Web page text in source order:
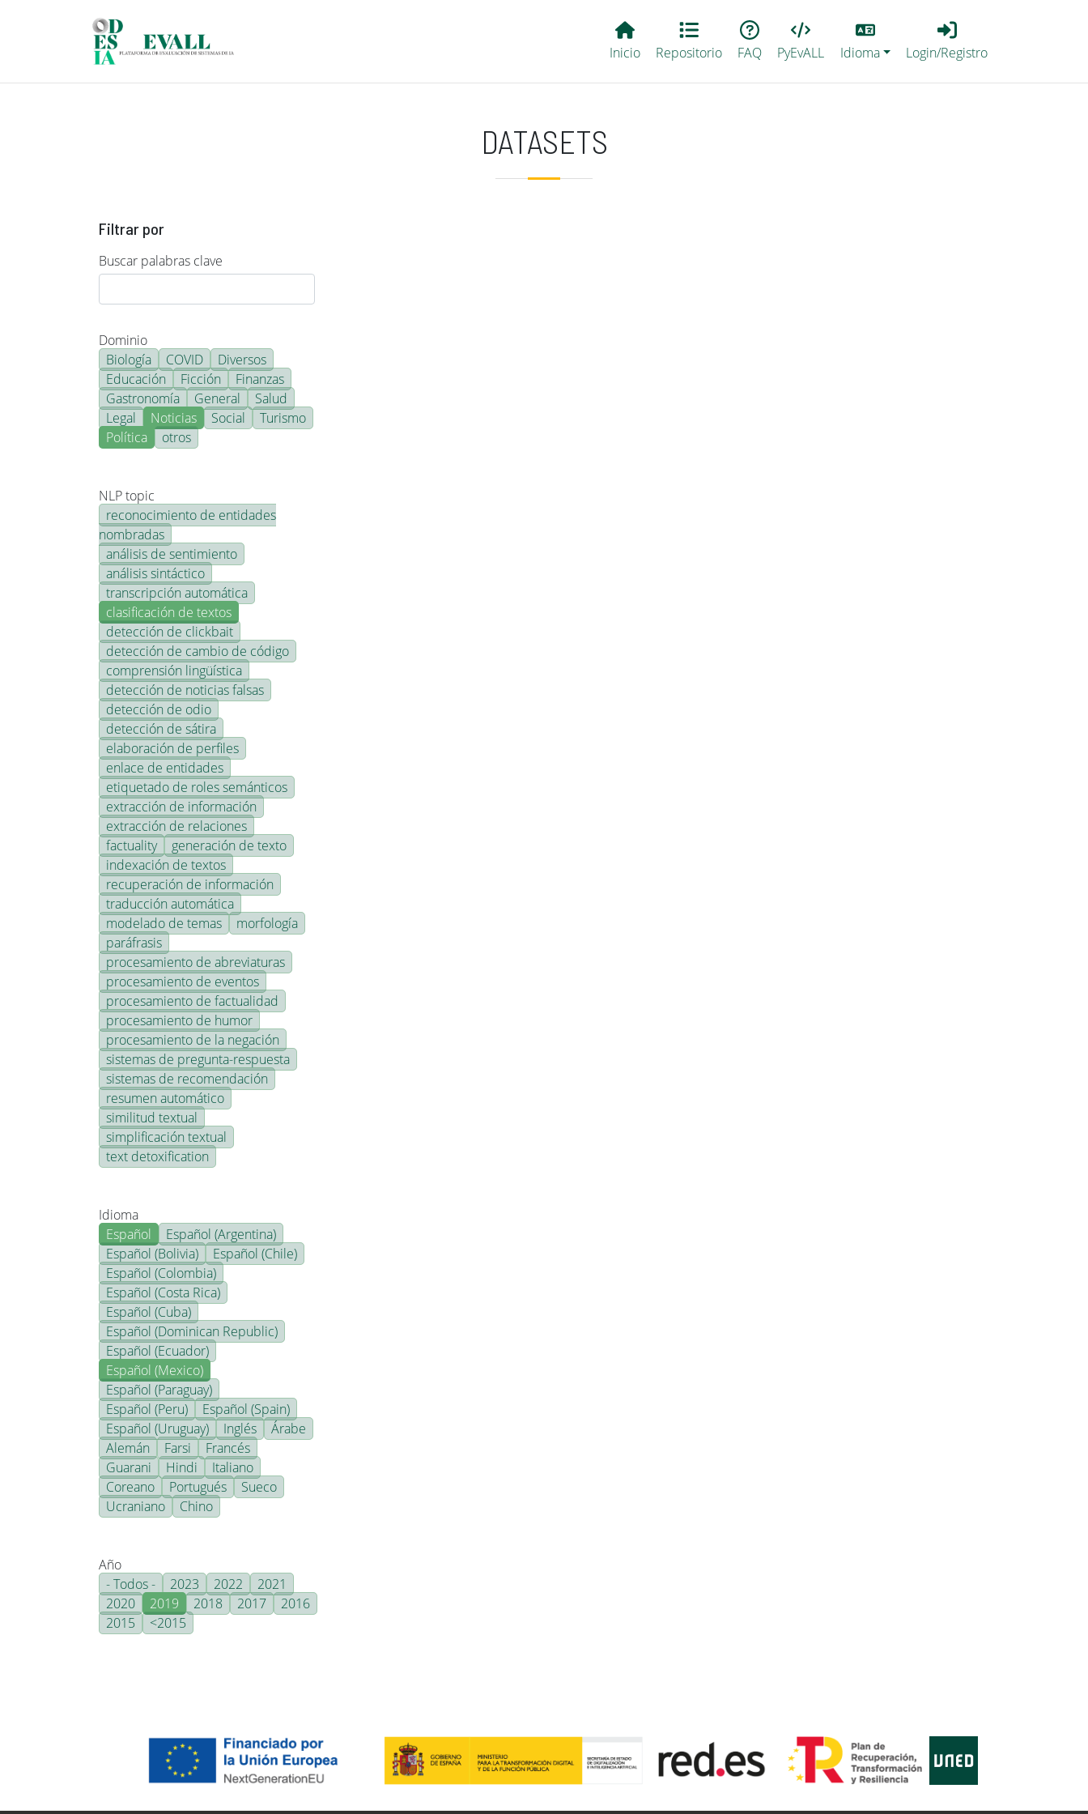
Main EvALL
Inicio Repositorio FAQ PyEvALL
Lang
Idioma
Login_Registro
Login/Registro
DATASETS
Filtrar por
Buscar palabras clave
Dominio
Biología
COVID
Diversos
Educación
Ficción
Finanzas
Gastronomía
General
Salud
Legal
Noticias Social
Turismo
Política
otros
NLP topic
reconocimiento de entidades
nombradas
análisis de sentimiento
análisis sintáctico
transcripción automática
clasificación de textos
detección de clickbait
detección de cambio de código
comprensión lingüística
detección de noticias falsas
detección de odio
detección de sátira
elaboración de perfiles
enlace de entidades
etiquetado de roles semánticos
extracción de información
extracción de relaciones
factuality
generación de texto
indexación de textos
recuperación de información
traducción automática
modelado de temas
morfología
paráfrasis
procesamiento de abreviaturas
procesamiento de eventos
procesamiento de factualidad
procesamiento de humor
procesamiento de la negación
sistemas de pregunta-respuesta
sistemas de recomendación
resumen automático
similitud textual
simplificación textual
text detoxification
Idioma
Español
Español (Argentina)
Español (Bolivia)
Español (Chile)
Español (Colombia)
Español (Costa Rica)
Español (Cuba)
Español (Dominican Republic)
Español (Ecuador)
Español (Mexico)
Español (Paraguay)
Español (Peru)
Español (Spain)
Español (Uruguay)
Inglés
Árabe
Alemán
Farsi
Francés
Guarani
Hindi
Italiano
Coreano
Portugués
Sueco
Ucraniano
Chino
Año
- Todos -
2023 2022
2021
2020
2019 2018 2017
2016
2015
<2015